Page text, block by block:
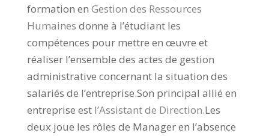
formation en Gestion des Ressources
Humaines donne à l’étudiant les
compétences pour mettre en œuvre et
réaliser l’ensemble des actes de gestion
administrative concernant la situation des
salariés de l’entreprise.Son principal allié en
entreprise estl’Assistant de Direction.Les
deux joue les rôles de Manager en l’absence